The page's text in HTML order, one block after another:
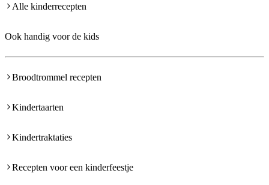
Alle kinderrecepten
Ook handig voor de kids
Broodtrommel recepten
Kindertaarten
Kindertraktaties
Recepten voor een kinderfeestje